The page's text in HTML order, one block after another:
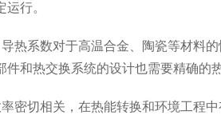
行。
系数对于高温合金、陶瓷等材料
和热交换系统的设计也需要精确的
切相关，在热能转换和环境工程